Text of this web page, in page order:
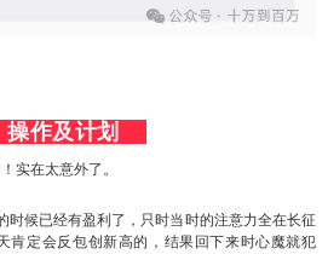
作及计划
实在太意外了。
时候已经有盈利了，只时当时的注意力全在长征
肯定会反包创新高的，结果回下来时心魔就犯